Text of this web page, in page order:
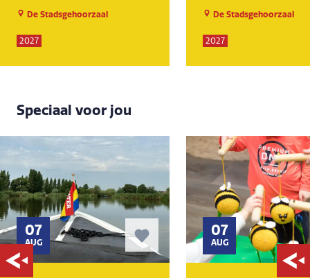
De Stadsgehoorzaal
2027
De Stadsgehoorzaal
2027
Speciaal voor jou
07
AUG
07
AUG